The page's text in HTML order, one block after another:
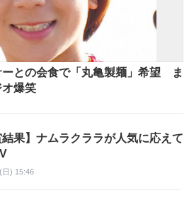
との会食で「丸亀製麺」希望 ま
爆笑
結果】ナムラクララが人気に応えて
日) 15:46